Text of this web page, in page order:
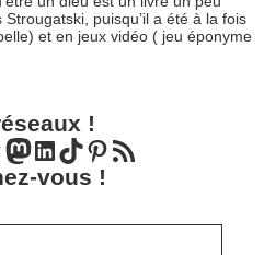
puisqu’il a été à la fois
et en jeux vidéo ( jeu éponyme
!
Mastodon LinkedIn TikTok Pinterest Flux RSS
vous !